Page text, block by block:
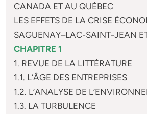
CANADA ET AU QUÉBEC
LES EFFETS DE LA CRISE
SAGUENAY–LAC-SAINT-JEAN
CHAPITRE 1
1. REVUE DE LA LITTÉRATURE
1.1. L’ÂGE DES ENTREPRISES
1.2. L’ANALYSE DE
1.3. LA TURBULENCE